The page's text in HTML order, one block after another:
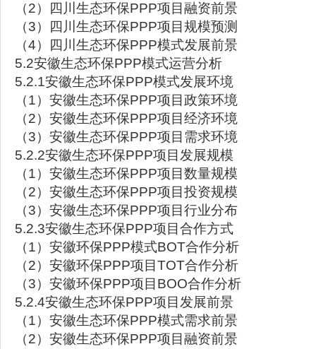
（2）四川生态环保PPP项目融资前景
（3）四川生态环保PPP项目规模预测
（4）四川生态环保PPP模式发展前景
5.2安徽生态环保PPP模式运营分析
5.2.1安徽生态环保PPP模式发展环境
（1）安徽生态环保PPP项目政策环境
（2）安徽生态环保PPP项目经济环境
（3）安徽生态环保PPP项目需求环境
5.2.2安徽生态环保PPP项目发展规模
（1）安徽生态环保PPP项目数量规模
（2）安徽生态环保PPP项目投资规模
（3）安徽生态环保PPP项目行业分布
5.2.3安徽生态环保PPP项目合作方式
（1）安徽环保PPP模式BOT合作分析
（2）安徽环保PPP项目TOT合作分析
（3）安徽环保PPP项目BOO合作分析
5.2.4安徽生态环保PPP项目发展前景
（1）安徽生态环保PPP模式需求前景
（2）安徽生态环保PPP项目融资前景